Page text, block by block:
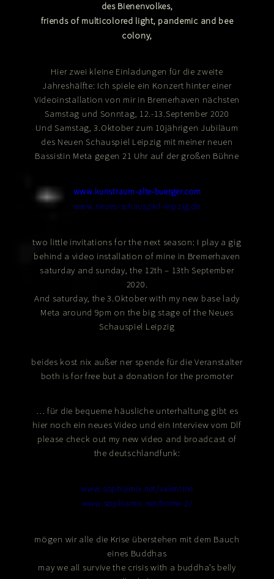
des Bienenvolkes,
friends of multicolored light, pandemic and bee
colony,
Hier zwei kleine Einladungen für die zweite
Jahreshälfte: Ich spiele ein Konzert hinter einer
Videoinstallation von mir in Bremerhaven nächsten
Samstag und Sonntag, 12.-13.September 2020
Und Samstag, 3.Oktober zum 10jährigen Jubiläum
des Neuen Schauspiel Leipzig mit meiner neuen
Bassistin Meta gegen 21 Uhr auf der großen Bühne
www.kunstraum-alte-buerger.com
www.neues-schauspiel-leipzig.de
two little invitations for the next season: I play a gig
behind a video installation of mine in Bremerhaven
saturday and sunday, the 12th – 13th September
2020.
And saturday, the 3.Oktober with my new base lady
Meta around 9pm on the big stage of the Neues
Schauspiel Leipzig
beides kost nix außer ner spende für die Veranstalter
both is for free but a donation for the promoter
… für die bequeme häusliche unterhaltung gibt es
hier noch ein neues Video und ein Interview vom Dlf
please check out my new video and broadcast of
the deutschlandfunk:
www.sophiamix.net/valentine
www.sophiamix.net/home-2/
mögen wir alle die Krise überstehen mit dem Bauch
eines Buddhas
may we all survive the crisis with a buddha’s belly